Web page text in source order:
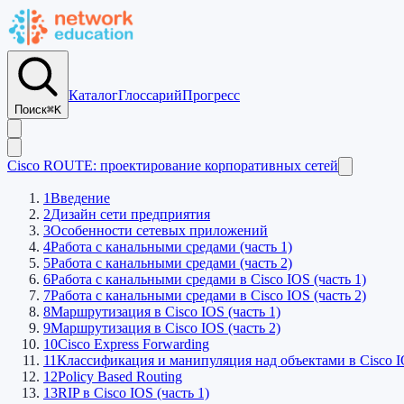
Поиск⌘K
КаталогГлоссарийПрогресс
Cisco ROUTE: проектирование корпоративных сетей
1Введение
2Дизайн сети предприятия
3Особенности сетевых приложений
4Работа с канальными средами (часть 1)
5Работа с канальными средами (часть 2)
6Работа с канальными средами в Cisco IOS (часть 1)
7Работа с канальными средами в Cisco IOS (часть 2)
8Маршрутизация в Cisco IOS (часть 1)
9Маршрутизация в Cisco IOS (часть 2)
10Cisco Express Forwarding
11Классификация и манипуляция над объектами в Cisco
12Policy Based Routing
13RIP в Cisco IOS (часть 1)